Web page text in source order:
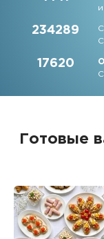
234289
17620
Готовые